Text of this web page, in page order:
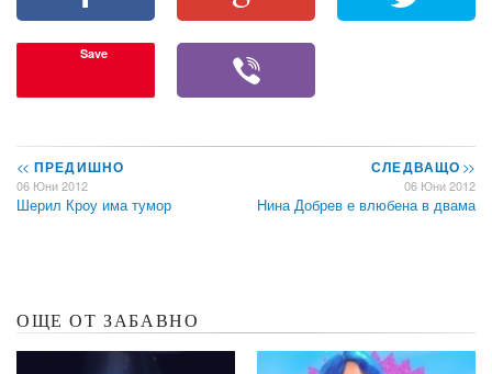
Save
<< ПРЕДИШНО
06 Юни 2012
Шерил Кроу има тумор
СЛЕДВАЩО>>
06 Юни 2012
Нина Добрев е влюбена в двама
ОЩЕ ОТ ЗАБАВНО